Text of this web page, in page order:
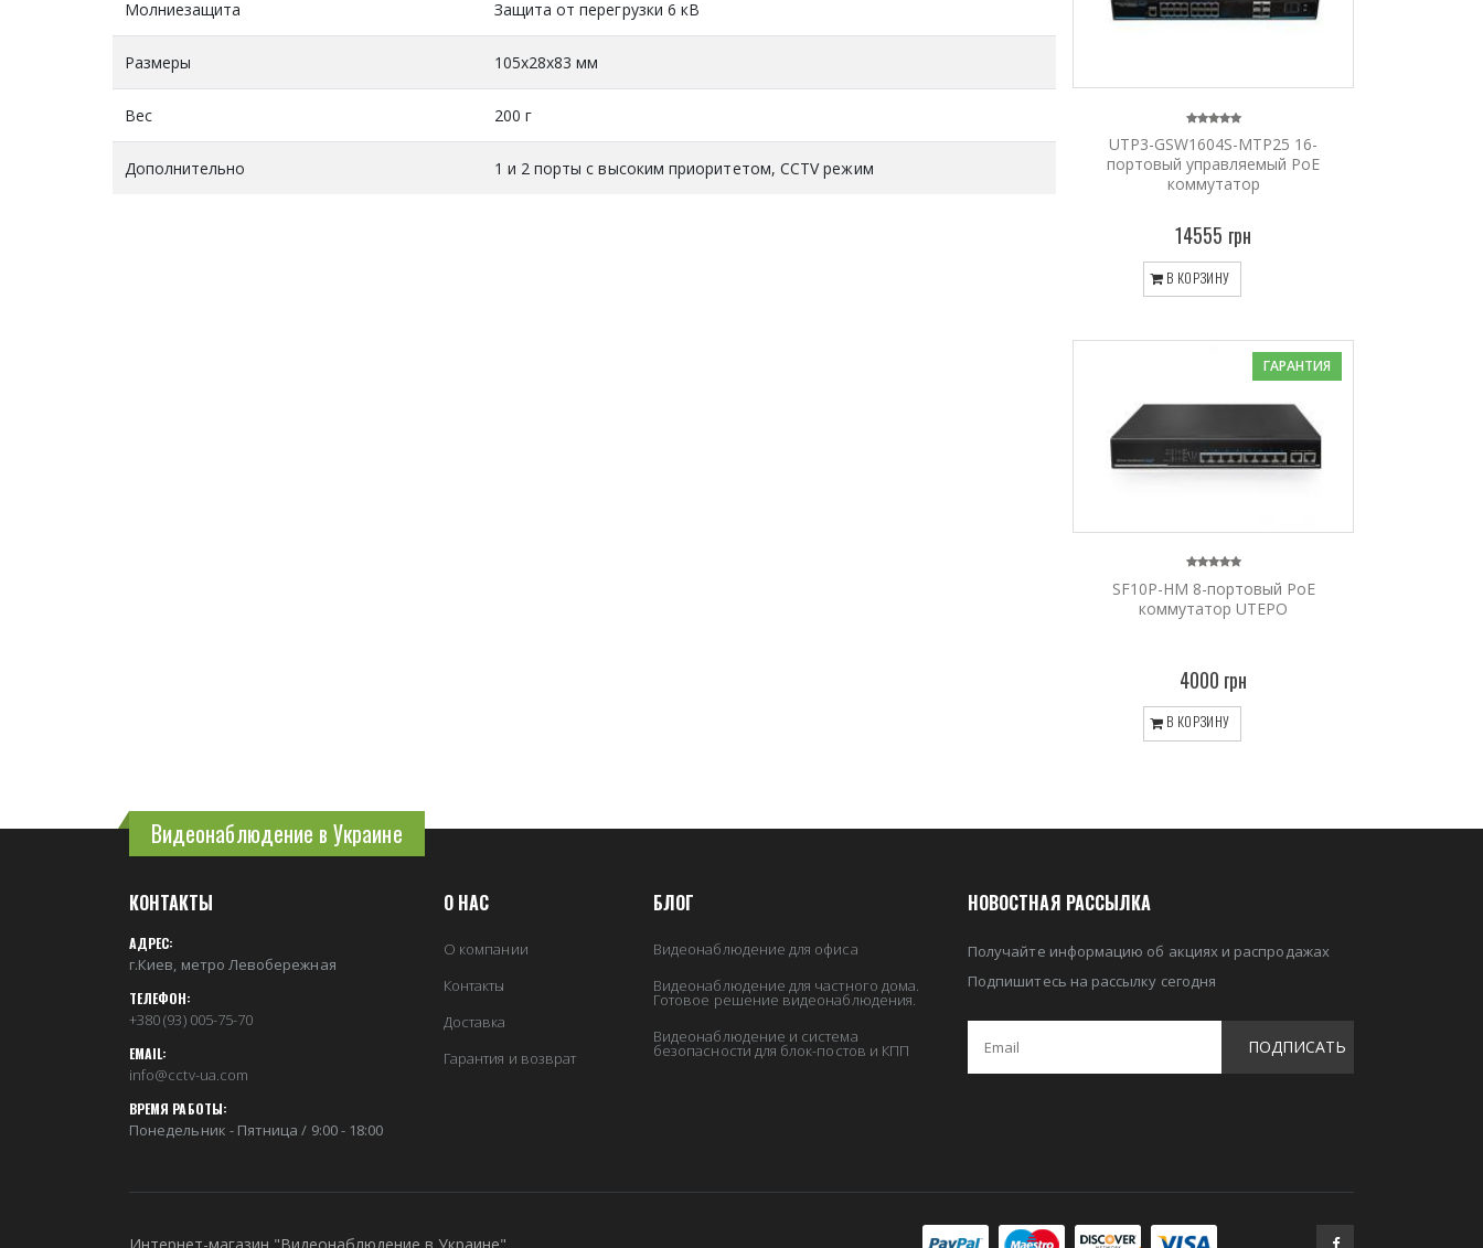
Молниезащита Защита от перегрузки 6 кВ
Размеры 105х28х83 мм
Вес 200 г
Дополнительно 1 и 2 порты с высоким приоритетом, CCTV режим
UTP3-GSW1604S-MTP25 16-
портовый управляемый PoE
коммутатор
14555 грн
В КОРЗИНУ
ГАРАНТИЯ
SF10P-HM 8-портовый PoE
коммутатор UTEPO
4000 грн
В КОРЗИНУ
Видеонаблюдение в Украине
КОНТАКТЫ
АДРЕС:
г.Киев, метро Левобережная
ТЕЛЕФОН:
+380 (93) 005-75-70
EMAIL:
info@cctv-ua.com
ВРЕМЯ РАБОТЫ:
Понедельник - Пятница / 9:00 - 18:00
О НАС
О компании
Контакты
Доставка
Гарантия и возврат
БЛОГ
Видеонаблюдение для офиса
Видеонаблюдение для частного дома.
Готовое решение видеонаблюдения.
Видеонаблюдение и система
безопасности для блок-постов и КПП
НОВОСТНАЯ РАССЫЛКА
Получайте информацию об акциях и распродажах
Подпишитесь на рассылку сегодня
ПОДПИСАТЬ
Интернет-магазин "Видеонаблюдение в Украине"